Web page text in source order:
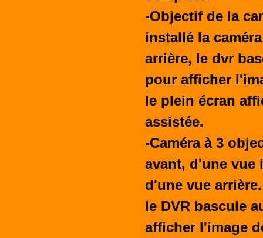
-Objectif de la
installé la
arrière, le dvr
pour afficher
le plein écran
assistée.
-Caméra à 3
avant, d'une vue
d'une vue
le DVR bascule
afficher l'image